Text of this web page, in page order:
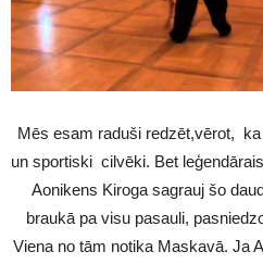
Mēs esam raduši redzēt,vērot,
un sportiski cilvēki. Bet
Aonikens Kiroga sagrauj šo
braukā pa visu pasauli,
Viena no tām notika Maskavā. Ja